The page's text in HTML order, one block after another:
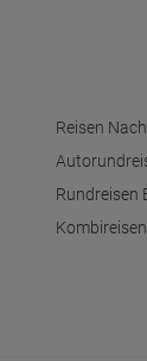
Reisen
Rundreisen